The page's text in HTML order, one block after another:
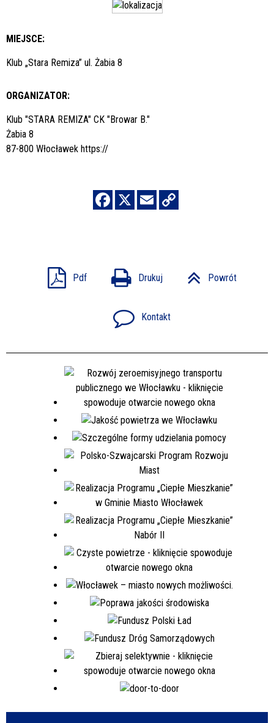
MIEJSCE:
Klub „Stara Remiza” ul. Żabia 8
ORGANIZATOR:
Klub "STARA REMIZA" CK "Browar B."
Żabia 8
87-800 Włocławek https://
Pdf Drukuj Powrót
Kontakt